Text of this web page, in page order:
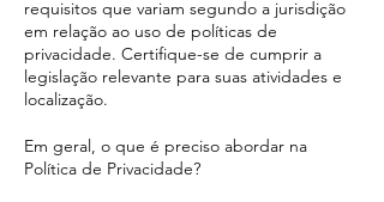
requisitos que variam segundo a jurisdição
em relação ao uso de políticas de
privacidade. Certifique-se de cumprir a
legislação relevante para suas atividades e
localização.
Em geral, o que é preciso abordar na
Política de Privacidade?